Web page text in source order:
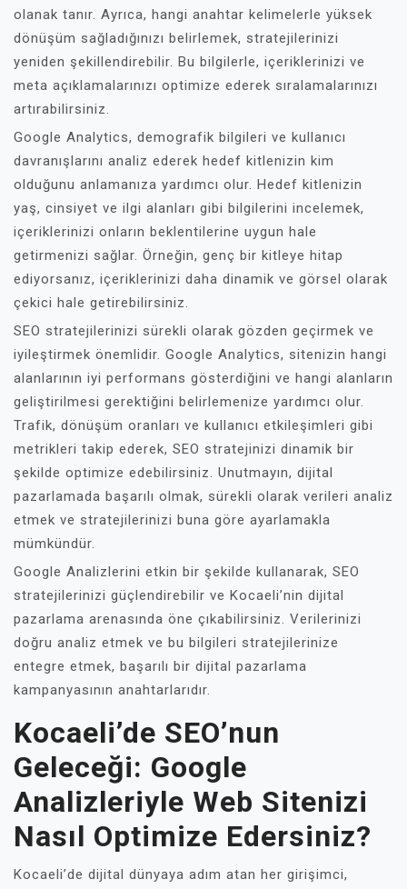
olanak tanır. Ayrıca, hangi anahtar kelimelerle yüksek
dönüşüm sağladığınızı belirlemek, stratejilerinizi
yeniden şekillendirebilir. Bu bilgilerle, içeriklerinizi ve
meta açıklamalarınızı optimize ederek sıralamalarınızı
artırabilirsiniz.
Google Analytics, demografik bilgileri ve kullanıcı
davranışlarını analiz ederek hedef kitlenizin kim
olduğunu anlamanıza yardımcı olur. Hedef kitlenizin
yaş, cinsiyet ve ilgi alanları gibi bilgilerini incelemek,
içeriklerinizi onların beklentilerine uygun hale
getirmenizi sağlar. Örneğin, genç bir kitleye hitap
ediyorsanız, içeriklerinizi daha dinamik ve görsel olarak
çekici hale getirebilirsiniz.
SEO stratejilerinizi sürekli olarak gözden geçirmek ve
iyileştirmek önemlidir. Google Analytics, sitenizin hangi
alanlarının iyi performans gösterdiğini ve hangi alanların
geliştirilmesi gerektiğini belirlemenize yardımcı olur.
Trafik, dönüşüm oranları ve kullanıcı etkileşimleri gibi
metrikleri takip ederek, SEO stratejinizi dinamik bir
şekilde optimize edebilirsiniz. Unutmayın, dijital
pazarlamada başarılı olmak, sürekli olarak verileri analiz
etmek ve stratejilerinizi buna göre ayarlamakla
mümkündür.
Google Analizlerini etkin bir şekilde kullanarak, SEO
stratejilerinizi güçlendirebilir ve Kocaeli’nin dijital
pazarlama arenasında öne çıkabilirsiniz. Verilerinizi
doğru analiz etmek ve bu bilgileri stratejilerinize
entegre etmek, başarılı bir dijital pazarlama
kampanyasının anahtarlarıdır.
Kocaeli’de SEO’nun
Geleceği: Google
Analizleriyle Web Sitenizi
Nasıl Optimize Edersiniz?
Kocaeli’de dijital dünyaya adım atan her girişimci,